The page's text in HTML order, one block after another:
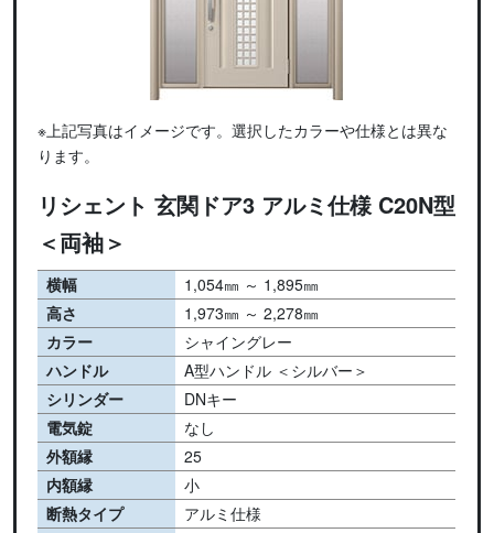
※上記写真はイメージです。選択したカラーや仕様とは異な
ります。
リシェント 玄関ドア3 アルミ仕様 C20N型
＜両袖＞
横幅
1,054㎜ ～ 1,895㎜
高さ
1,973㎜ ～ 2,278㎜
カラー
シャイングレー
ハンドル
A型ハンドル ＜シルバー＞
シリンダー
DNキー
電気錠
なし
外額縁
25
内額縁
小
断熱タイプ
アルミ仕様